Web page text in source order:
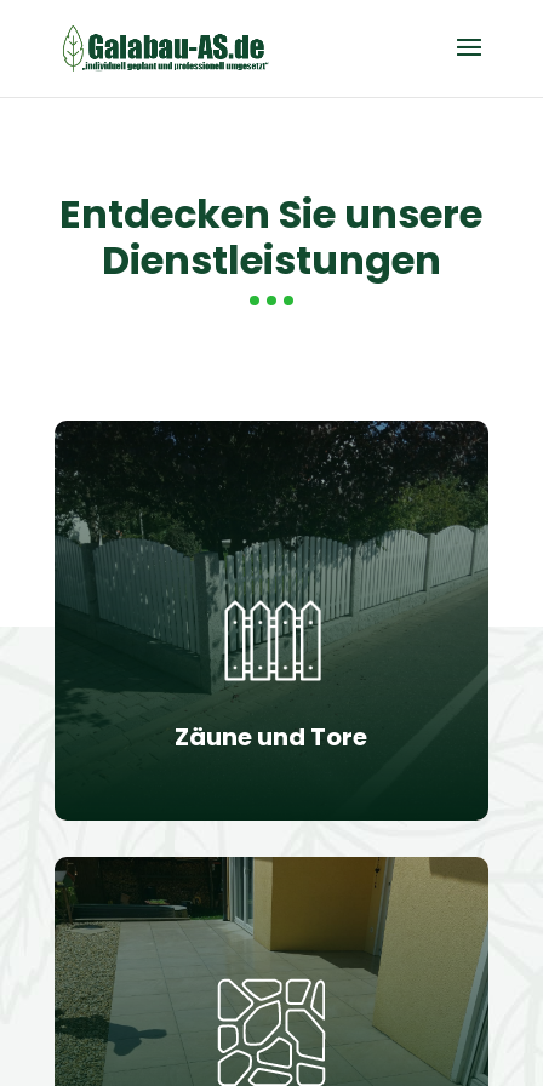
Entdecken Sie unsere
Dienstleistungen
Zäune und Tore
Zäune und Tore
Wir montieren maßgeschneiderte
Zäune und Tore, die sowohl funktional
als auch ästhetisch ansprechend
sind. Elektrische Einfahrtstore und
komplette Zaunanlagen in
verschiedene Designs.
Platten- und
Pflasterverlegung
Wir sind spezialisiert auf Verlegung
von Pflastersteinen, Natursteinen,
Betonplatten und anderen Materialien
für Gehwege, Terrassen, Einfahrten,